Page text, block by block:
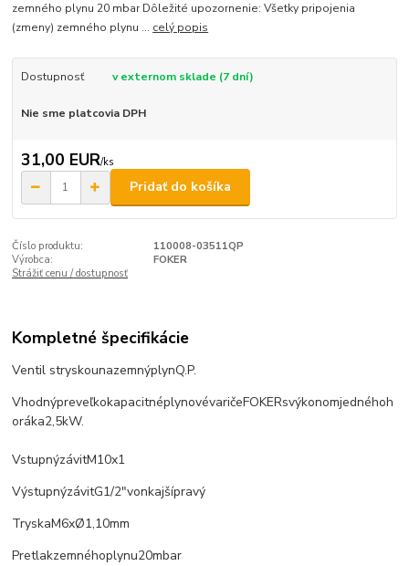
zemného plynu 20 mbar Dôležité upozornenie: Všetky pripojenia
(zmeny) zemného plynu ... celý popis
Dostupnosť v externom sklade (7 dní)
Nie sme platcovia DPH
31,00 EUR/ks
Pridať do košíka
Číslo produktu:
110008-03511QP
Výrobca:
FOKER
Strážiť cenu / dostupnosť
Kompletné špecifikácie
Ventil stryskounazemnýplynQ.P.
VhodnýpreveľkokapacitnéplynovévaričeFOKERsvýkonomjednéhoh
oráka2,5kW.
VstupnýzávitM10x1
VýstupnýzávitG1/2"vonkajšípravý
TryskaM6xØ1,10mm
Pretlakzemnéhoplynu20mbar